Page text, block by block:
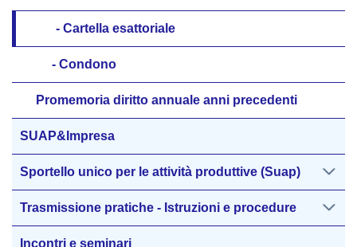
Cartella esattoriale
Condono
Promemoria diritto annuale anni precedenti
SUAP&Impresa
Sportello unico per le attività produttive (Suap)
Trasmissione pratiche - Istruzioni e procedure
Incontri e seminari